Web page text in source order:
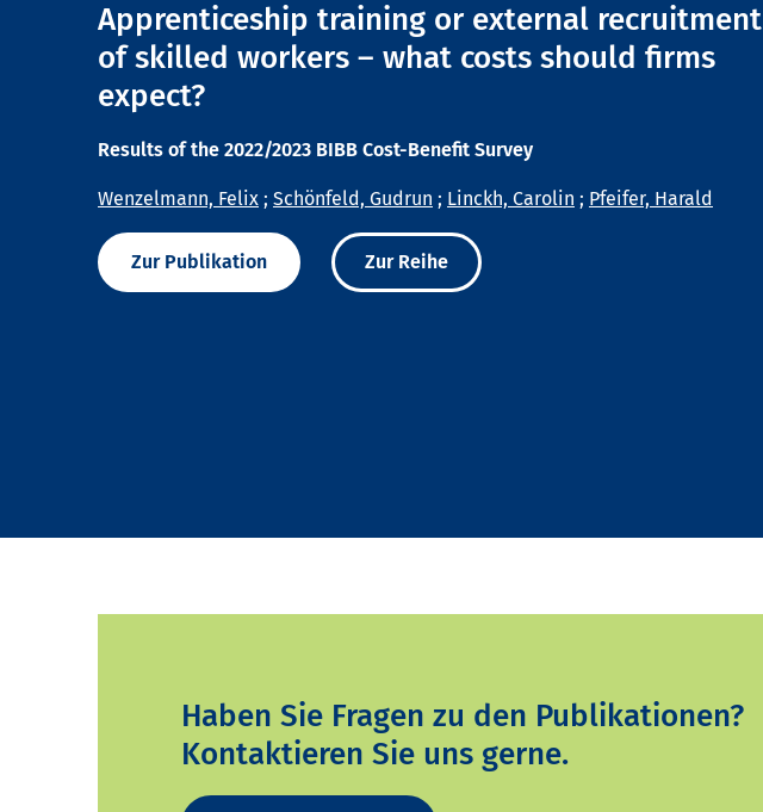
Apprenticeship training or external recruitment
of skilled workers – what costs should firms
expect?
Results of the 2022/2023 BIBB Cost-Benefit Survey
Wenzelmann, Felix ; Schönfeld, Gudrun ; Linckh, Carolin ; Pfeifer, Harald
Zur Publikation Zur Reihe
Haben Sie Fragen zu den Publikationen?
Kontaktieren Sie uns gerne.